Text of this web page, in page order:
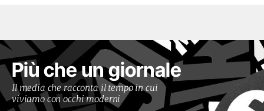
Più che un giornale
Il media che racconta il tempo in cui
viviamo con occhi moderni